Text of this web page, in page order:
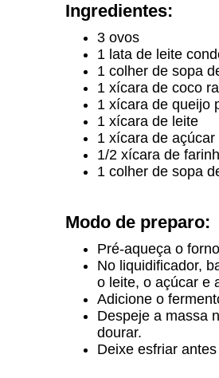
Ingredientes:
3 ovos
1 lata de leite
1 colher de sopa
1 xícara de coco
1 xícara de queijo
1 xícara de leite
1 xícara de açúcar
1/2 xícara de
1 colher de sopa
Modo de preparo:
Pré-aqueça o
No liquidificador,
o leite, o açúcar e
Adicione o
Despeje a massa
dourar.
Deixe esfriar